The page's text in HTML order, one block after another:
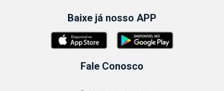
Baixe já nosso APP
Fale Conosco